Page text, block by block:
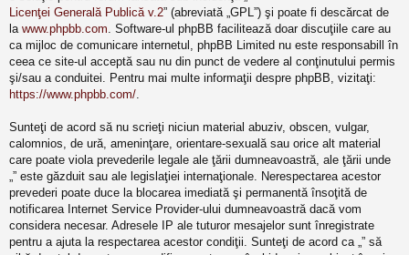
Licenţei Generală Publică v.2” (abreviată „GPL”) şi poate fi descărcat de
la www.phpbb.com . Software-ul phpBB facilitează doar discuţiile care au
ca mijloc de comunicare internetul, phpBB Limited nu este responsabill în
ceea ce site-ul acceptă sau nu din punct de vedere al conţinutului permis
şi/sau a conduitei. Pentru mai multe informaţii despre phpBB, vizitaţi:
https://www.phpbb.com/
Sunteţi de acord să nu scrieţi niciun material abuziv, obscen, vulgar,
calomnios, de ură, ameninţare, orientare-sexuală sau orice alt material
care poate viola prevederile legale ale ţării dumneavoastră, ale ţării unde
„” este găzduit sau ale legislaţiei internaţionale. Nerespectarea acestor
prevederi poate duce la blocarea imediată şi permanentă însoţită de
notificarea Internet Service Provider-ului dumneavoastră dacă vom
considera necesar. Adresele IP ale tuturor mesajelor sunt înregistrate
pentru a ajuta la respectarea acestor condiţii. Sunteţi de acord ca „” să